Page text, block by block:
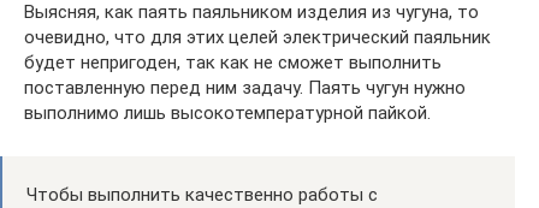
Выясняя, как паять паяльником изделия из чугуна, то
очевидно, что для этих целей электрический паяльник
будет непригоден, так как не сможет выполнить
поставленную перед ним задачу. Паять чугун нужно
выполнимо лишь высокотемпературной пайкой.
Чтобы выполнить качественно работы с